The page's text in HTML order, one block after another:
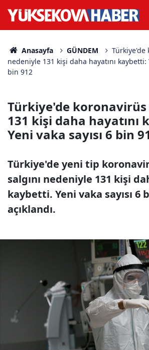
Anasayfa GÜNDEM
Türkiye'de
nedeniyle 131 kişi daha hayatını kaybetti:
bin 912
Türkiye'de
131 kişi daha hayatını
Yeni vaka sayısı 6 bin
Türkiye'de yeni tip
salgını nedeniyle 131 kişi
kaybetti. Yeni vaka sayısı 6
açıklandı.